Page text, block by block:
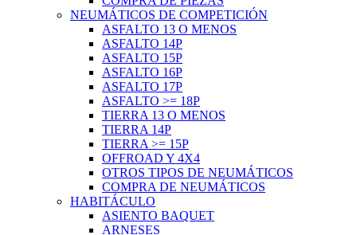
NEUMÁTICOS DE COMPETICIÓN
ASFALTO 13 O MENOS
ASFALTO 14P
ASFALTO 15P
ASFALTO 16P
ASFALTO 17P
ASFALTO >= 18P
TIERRA 13 O MENOS
TIERRA 14P
TIERRA >= 15P
OFFROAD Y 4X4
OTROS TIPOS DE NEUMÁTICOS
COMPRA DE NEUMÁTICOS
HABITÁCULO
ASIENTO BAQUET
ARNESES